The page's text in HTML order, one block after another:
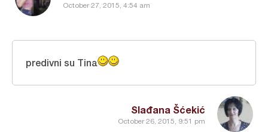
October 27, 2015, 4:54 am
Slađana Šćekić
October 26, 2015, 9:51 pm
predivni su Tina